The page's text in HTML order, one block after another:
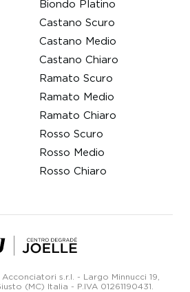
Biondo Platino
Castano Scuro
Castano Medio
Castano Chiaro
Ramato Scuro
Ramato Medio
Ramato Chiaro
Rosso Scuro
Rosso Medio
Rosso Chiaro
Centro
Degradé
Parrucchieri
s.r.l. - Largo Minnucci 19,
(MC) Italia - P.IVA 01261190431.